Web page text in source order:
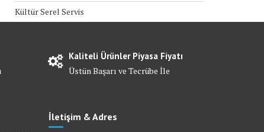
Kültür Serel Servis
Kaliteli Ürünler Piyasa Fiyatı
Üstün Başarı ve Tecrübe İle
İletişim & Adres